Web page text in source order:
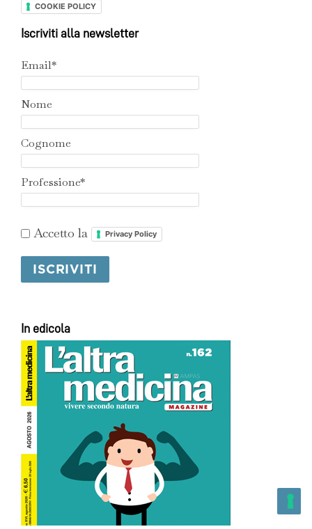
COOKIE POLICY
Iscriviti alla newsletter
Email*
Nome
Cognome
Professione*
Accetto la Privacy Policy
In edicola